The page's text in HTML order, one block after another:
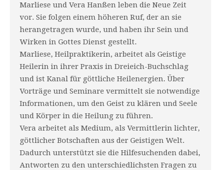
Marliese und Vera Hanßen leben die Neue Zeit
vor. Sie folgen einem höheren Ruf, der an sie
herangetragen wurde, und haben ihr Sein und
Wirken in Gottes Dienst gestellt.
Marliese, Heilpraktikerin, arbeitet als Geistige
Heilerin in ihrer Praxis in Dreieich-Buchschlag
und ist Kanal für göttliche Heilenergien. Über
Vorträge und Seminare vermittelt sie notwendige
Informationen, um den Geist zu klären und Seele
und Körper in die Heilung zu führen.
Vera arbeitet als Medium, als Vermittlerin lichter,
göttlicher Botschaften aus der Geistigen Welt.
Dadurch unterstützt sie die Hilfesuchenden dabei,
Antworten zu den unterschiedlichsten Fragen zu